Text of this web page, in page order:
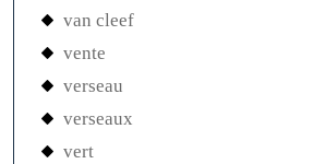
van cleef
vente
verseau
verseaux
vert